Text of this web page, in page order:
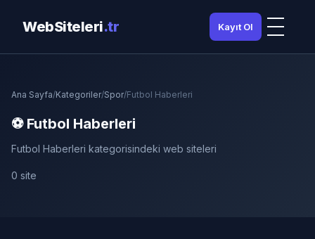
WebSiteleri.tr Kayıt Ol
Ana Sayfa/Kategoriler/Spor/Futbol Haberleri
⚽ Futbol Haberleri
Futbol Haberleri kategorisindeki web siteleri
0 site